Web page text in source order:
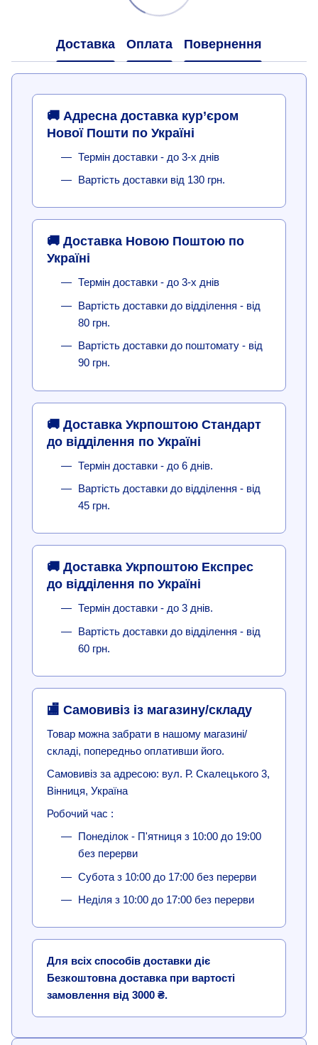
Доставка Оплата Повернення
🚚 Адресна доставка кур’єром
Нової Пошти по Україні
Термін доставки - до 3-х днів
Вартість доставки від 130 грн.
🚚 Доставка Новою Поштою по
Україні
Термін доставки - до 3-х днів
Вартість доставки до відділення - від
80 грн.
Вартість доставки до поштомату - від
90 грн.
🚚 Доставка Укрпоштою Стандарт
до відділення по Україні
Термін доставки - до 6 днів.
Вартість доставки до відділення - від
45 грн.
🚚 Доставка Укрпоштою Експрес
до відділення по Україні
Термін доставки - до 3 днів.
Вартість доставки до відділення - від
60 грн.
🏬 Самовивіз із магазину/складу
Товар можна забрати в нашому магазині/
складі, попередньо оплативши його.
Самовивіз за адресою: вул. Р. Скалецького 3,
Вінниця, Україна
Робочий час :
Понеділок - П'ятниця з 10:00 до 19:00
без перерви
Субота з 10:00 до 17:00 без перерви
Неділя з 10:00 до 17:00 без перерви
Для всіх способів доставки діє
Безкоштовна доставка при вартості
замовлення від 3000 ₴.